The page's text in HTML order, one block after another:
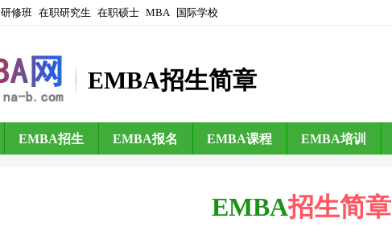
研修班 在职研究生 在职硕士 MBA 国际学校
EMBA招生简章
EMBA招生 EMBA报名 EMBA课程 EMBA培训
EMBA招生简章